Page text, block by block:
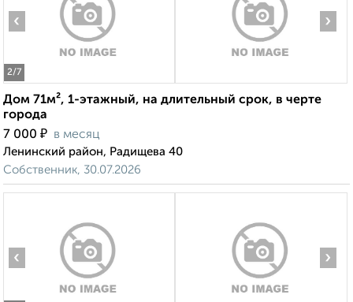
2/7
‹ ›
Дом 71м², 1-этажный, на длительный срок, в черте
города
7 000 ₽ в месяц
Ленинский район, Радищева 40
Собственник, 30.07.2026
‹ ›